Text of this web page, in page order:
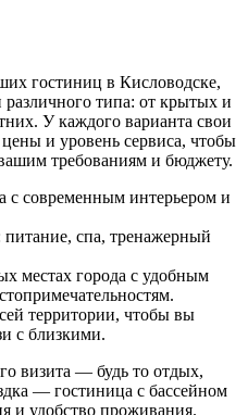
гостиниц в Кисловодске,
типа: от крытых и
У каждого варианта свои
и уровень сервиса, чтобы
требованиям и бюджету.
с современным интерьером и
спа, тренажерный
местах города с удобным
территории, чтобы вы
с близкими.
визита — будь то отдых,
— гостиница с бассейном
и удобство проживания.